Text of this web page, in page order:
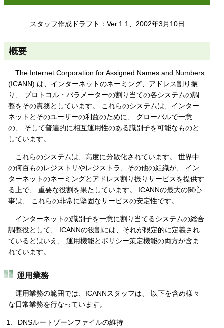
スタッフ作成ドラフト：Ver.1.1、2002年3月10日
概要
The Internet Corporation for Assigned Names and Numbers
(ICANN) は、インターネットのネーミング、アドレス割り振
り、 プロトコル・パラメーターの割り当ての各システムの調
整をその責務としています。 これらのシステムは、インター
ネットとそのユーザーの利益のために、 グローバルで一意
の、 そして普遍的に相互運用性のある識別子を可能なものと
しています。
これらのシステムは、高度に分散化されています。 世界中
の何百ものレジストリやレジストラ、その他の組織が、 イン
ターネットのネーミングとアドレス割り振りサービスを提供す
る上で、 重要な役割を果たしています。 ICANNの最大の関心
事は、 これらの非常に堅固なサービスの安定性です。
インターネットの識別子を一意に割り当てるシステムの総合
調整役として、 ICANNの役割には、それが限定的に定義され
ているとはいえ、 運用機能とポリシー策定機能の両方が含ま
れています。
運用業務
運用業務の範囲では、ICANNスタッフは、 以下を含め様々
な日常業務を行なっています。
DNSルートゾーンファイルの維持